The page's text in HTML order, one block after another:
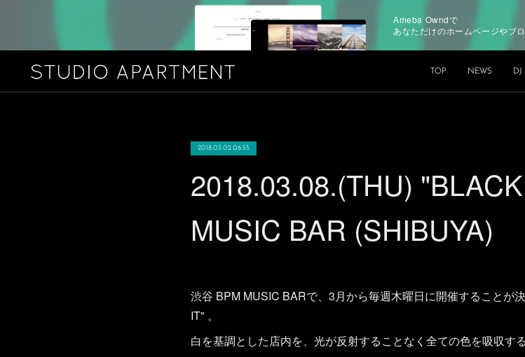
Ameba Owndで
あなただけのホームページやブ
TOP NEWS
2018.03.02 06:55
2018.03.08.(THU)
MUSIC BAR (SHIBUYA)
渋谷 BPM MUSIC BARで、3月から毎週木曜日に開催することが
IT" 。
白を基調とした店内を、光が反射することなく全ての色を吸収す